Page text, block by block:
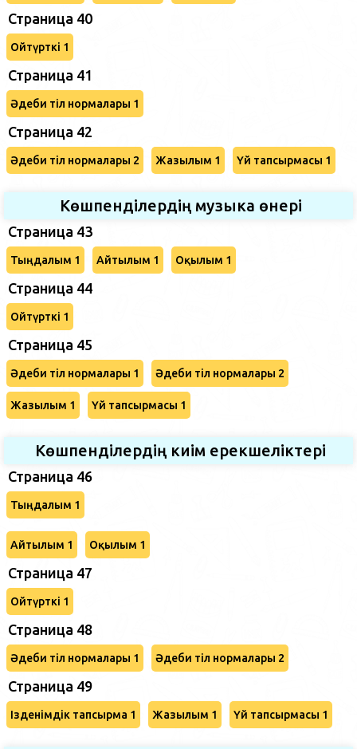
Страница 40
Ойтүрткі 1
Страница 41
Әдеби тіл нормалары 1
Страница 42
Әдеби тіл нормалары 2 Жазылым 1 Үй тапсырмасы 1
Көшпенділердің музыка өнері
Страница 43
Тыңдалым 1 Айтылым 1 Оқылым 1
Страница 44
Ойтүрткі 1
Страница 45
Әдеби тіл нормалары 1 Әдеби тіл нормалары 2
Жазылым 1 Үй тапсырмасы 1
Көшпенділердің киім ерекшеліктері
Страница 46
Тыңдалым 1
Айтылым 1 Оқылым 1
Страница 47
Ойтүрткі 1
Страница 48
Әдеби тіл нормалары 1 Әдеби тіл нормалары 2
Страница 49
Ізденімдік тапсырма 1 Жазылым 1 Үй тапсырмасы 1